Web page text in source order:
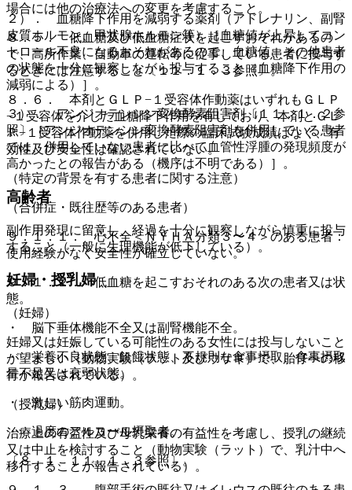
２）． 血糖降下作用を減弱する薬剤（アドレナリン、副腎
皮質ホルモン、甲状腺ホルモン等）［血糖値が上昇してコン
トロール不良になるおそれがあるので、血糖値、その他患者
の状態を十分に観察しながら投与すること（血糖降下作用の
減弱による）］。
３）． アンジオテンシン変換酵素阻害剤〔１１．１．２参
照〕［アンジオテンシン変換酵素阻害剤を併用している患者
では、併用していない患者に比べて血管性浮腫の発現頻度が
高かったとの報告がある（機序は不明である）］。
高齢者
副作用発現に留意し、経過を十分に観察しながら慎重に投与
すること（一般に生理機能が低下している）。
妊婦・授乳婦
（妊婦）
妊婦又は妊娠している可能性のある女性には投与しないこと
が望ましい（動物実験（ラット及びウサギ）で、胎仔への移
行が報告されている）。
（授乳婦）
治療上の有益性及び母乳栄養の有益性を考慮し、授乳の継続
又は中止を検討すること（動物実験（ラット）で、乳汁中へ
移行することが報告されている）。
場合には他の治療法への変更を考慮すること。
８．５． 低血糖及び低血糖症状を起こすおそれがあるの
で、高所作業、自動車の運転等に従事している患者に投与す
るときには注意すること〔１１．１．３参照〕。
８．６． 本剤とＧＬＰ−１受容体作動薬はいずれもＧＬＰ
−１受容体を介した血糖降下作用を有しており、本剤とＧＬ
Ｐ−１受容体作動薬を併用した際の臨床試験成績はなく、有
効性及び安全性は確認されていない。
（特定の背景を有する患者に関する注意）
（合併症・既往歴等のある患者）
９．１．１． 心不全＜ＮＹＨＡ分類３〜４＞のある患者：
使用経験がなく安全性が確立していない。
９．１．２． 低血糖を起こすおそれのある次の患者又は状
態。
・ 脳下垂体機能不全又は副腎機能不全。
・ 栄養不良状態、飢餓状態、不規則な食事摂取、食事摂取
量不足又は衰弱状態。
・ 激しい筋肉運動。
・ 過度のアルコール摂取者。
〔８．１、１１．１．３参照〕。